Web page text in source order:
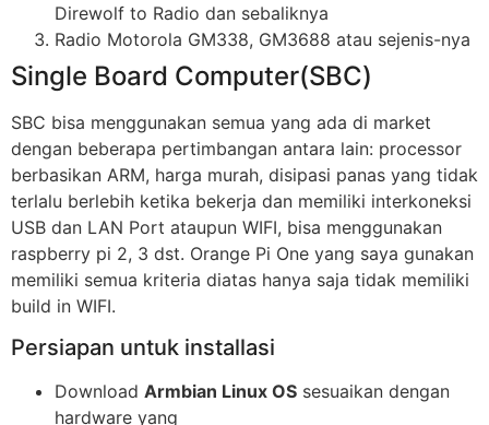
Direwolf to Radio dan sebaliknya
Radio Motorola GM338, GM3688 atau sejenis-nya
Single Board Computer(SBC)
SBC bisa menggunakan semua yang ada di market
dengan beberapa pertimbangan antara lain: processor
berbasikan ARM, harga murah, disipasi panas yang tidak
terlalu berlebih ketika bekerja dan memiliki interkoneksi
USB dan LAN Port ataupun WIFI, bisa menggunakan
raspberry pi 2, 3 dst. Orange Pi One yang saya gunakan
memiliki semua kriteria diatas hanya saja tidak memiliki
build in WIFI.
Persiapan untuk installasi
Download Armbian Linux OS sesuaikan dengan
hardware yang